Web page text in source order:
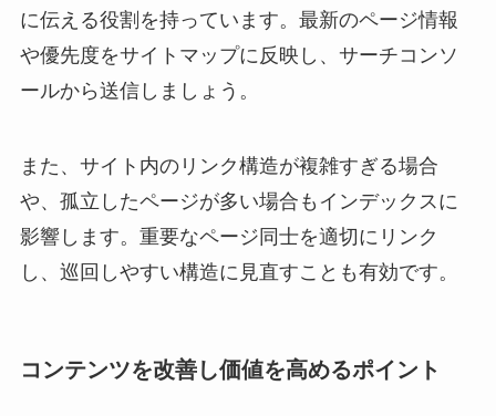
に伝える役割を持っています。最新のページ情報
や優先度をサイトマップに反映し、サーチコンソ
ールから送信しましょう。
また、サイト内のリンク構造が複雑すぎる場合
や、孤立したページが多い場合もインデックスに
影響します。重要なページ同士を適切にリンク
し、巡回しやすい構造に見直すことも有効です。
コンテンツを改善し価値を高めるポイント